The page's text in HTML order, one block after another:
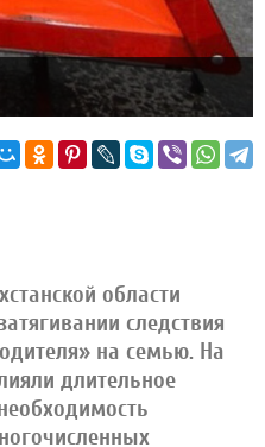
области
следствия
на семью. На
длительное